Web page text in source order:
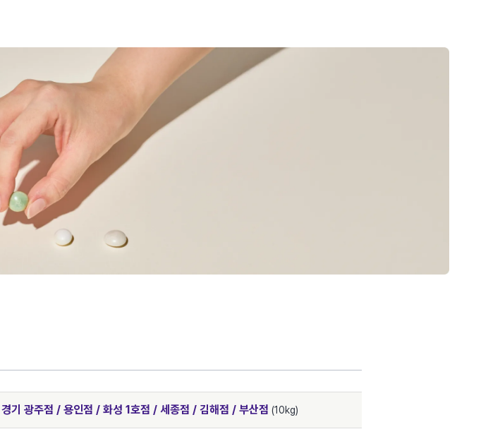
기 광주점 / 용인점 / 화성 1호점 / 세종점 / 김해점 / 부산점 (10kg)